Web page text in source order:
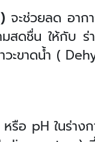
จะช่วยลด อาก
ดชื่น ให้กับ ร่
วะขาดน้ำ (
รือ pH ในร่า